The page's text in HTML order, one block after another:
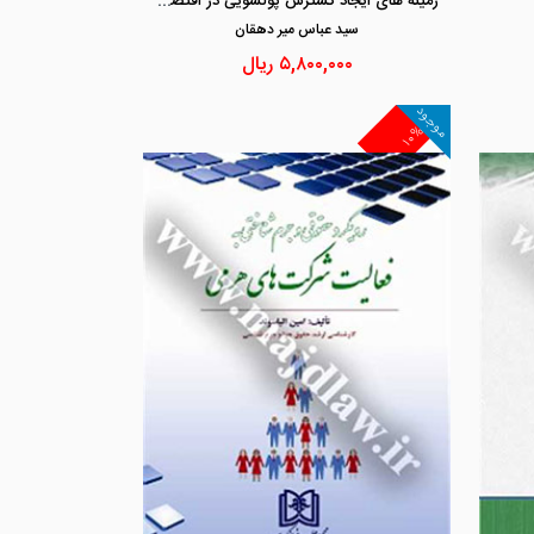
سيد عباس مير دهقان
۵,۸۰۰,۰۰۰ ریال
۱۰%
موجود